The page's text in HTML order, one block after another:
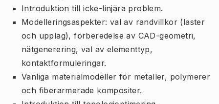
Introduktion till icke-linjära problem.
Modelleringsaspekter: val av randvillkor (laster
och upplag), förberedelse av CAD-geometri,
nätgenerering, val av elementtyp,
kontaktformuleringar.
Vanliga materialmodeller för metaller, polymerer
och fiberarmerade kompositer.